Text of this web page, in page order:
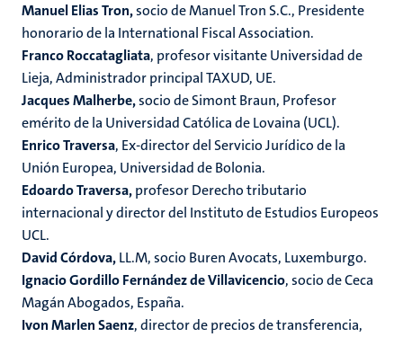
Manuel Elias Tron,socio de Manuel Tron S.C., Presidente
honorario de la International Fiscal Association.
Franco Roccatagliata, profesor visitante Universidad de
Lieja, Administrador principal TAXUD, UE.
Jacques Malherbe,socio de Simont Braun, Profesor
emérito de la Universidad Católica de Lovaina (UCL).
Enrico Traversa, Ex-director del Servicio Jurídico de la
Unión Europea, Universidad de Bolonia.
Edoardo Traversa,profesor Derecho tributario
internacional y director del Instituto de Estudios Europeos
UCL.
David Córdova,LL.M, socio Buren Avocats, Luxemburgo.
Ignacio Gordillo Fernández de Villavicencio, socio de Ceca
Magán Abogados, España.
Ivon Marlen Saenz, director de precios de transferencia,